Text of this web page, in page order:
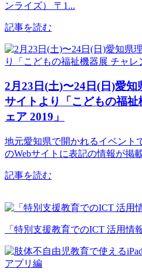
ンライズ） 〒1...
記事を読む
2月23日(土)〜24日(日)愛
サイトより「こどもの福
ェア 2019」
地元愛知県で開かれるイベント
のWebサイトに表記の情報が掲
記事を読む
「特別支援教育でのICT 活用情